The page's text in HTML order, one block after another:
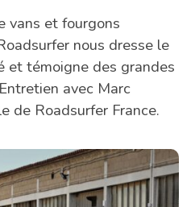
vans et fourgons
nous dresse le
et témoigne des grandes
avec Marc
de Roadsurfer France.